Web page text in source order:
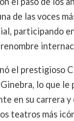
de las voces
participando
el prestigioso
lo que le
en su carrera y
teatros más